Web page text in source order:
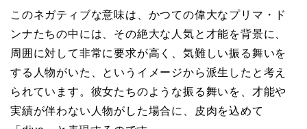
このネガティブな意味は、かつての偉大なプリマ・ド
ンナたちの中には、その絶大な人気と才能を背景に、
周囲に対して非常に要求が高く、気難しい振る舞いを
する人物がいた、というイメージから派生したと考え
られています。彼女たちのような振る舞いを、才能や
実績が伴わない人物がした場合に、皮肉を込めて